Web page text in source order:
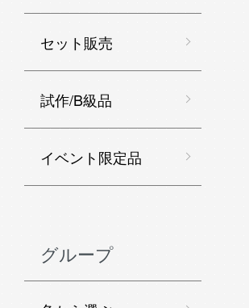
セット販売
試作/B級品
イベント限定品
グループ